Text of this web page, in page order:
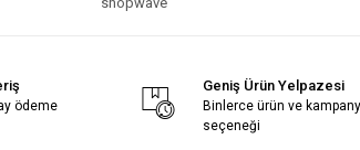
ödeme
Geniş Ürün Yelpazesi
Binlerce ürün ve
seçeneği